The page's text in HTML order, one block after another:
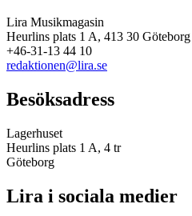
Lira Musikmagasin
Heurlins plats 1 A, 413 30 Göteborg
+46-31-13 44 10
redaktionen@lira.se
Besöksadress
Lagerhuset
Heurlins plats 1 A, 4 tr
Göteborg
Lira i sociala medier